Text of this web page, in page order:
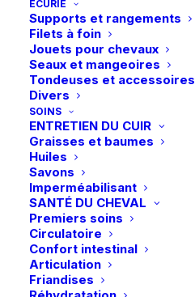
ÉCURIE
Supports et rangements
Filets à foin
Jouets pour chevaux
Seaux et mangeoires
Tondeuses et accessoires
Divers
SOINS
ENTRETIEN DU CUIR
Graisses et baumes
Huiles
Savons
Imperméabilisant
SANTÉ DU CHEVAL
Premiers soins
Circulatoire
Confort intestinal
Articulation
Friandises
Vous aimerez peut-être aussi